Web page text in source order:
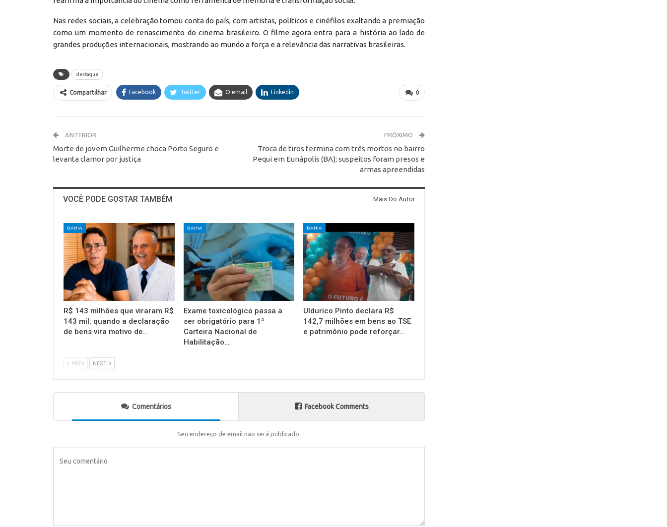
Nas redes sociais, a celebração tomou conta do país, com artistas, políticos e cinéfilos exaltando a premiação
como um momento de renascimento do cinema brasileiro. O filme agora entra para a história ao lado de
grandes produções internacionais, mostrando ao mundo a força e a relevância das narrativas brasileiras.
destaque
0
Compartilhar Facebook Twitter O email Linkedin
ANTERIOR
Morte de jovem Guilherme choca Porto Seguro e
levanta clamor por justiça
PRÓXIMO
Troca de tiros termina com três mortos no bairro
Pequi em Eunápolis (BA); suspeitos foram presos e
armas apreendidas
VOCÊ PODE GOSTAR TAMBÉM Mais Do Autor
BAHIA
R$ 143 milhões que viraram R$
143 mil: quando a declaração
de bens vira motivo de…
BAHIA
Exame toxicológico passa a
ser obrigatório para 1ª
Carteira Nacional de
Habilitação…
BAHIA
Uldurico Pinto declara R$
142,7 milhões em bens ao TSE
e patrimônio pode reforçar…
PREV NEXT
Comentários Facebook Comments
Seu endereço de email não será publicado.